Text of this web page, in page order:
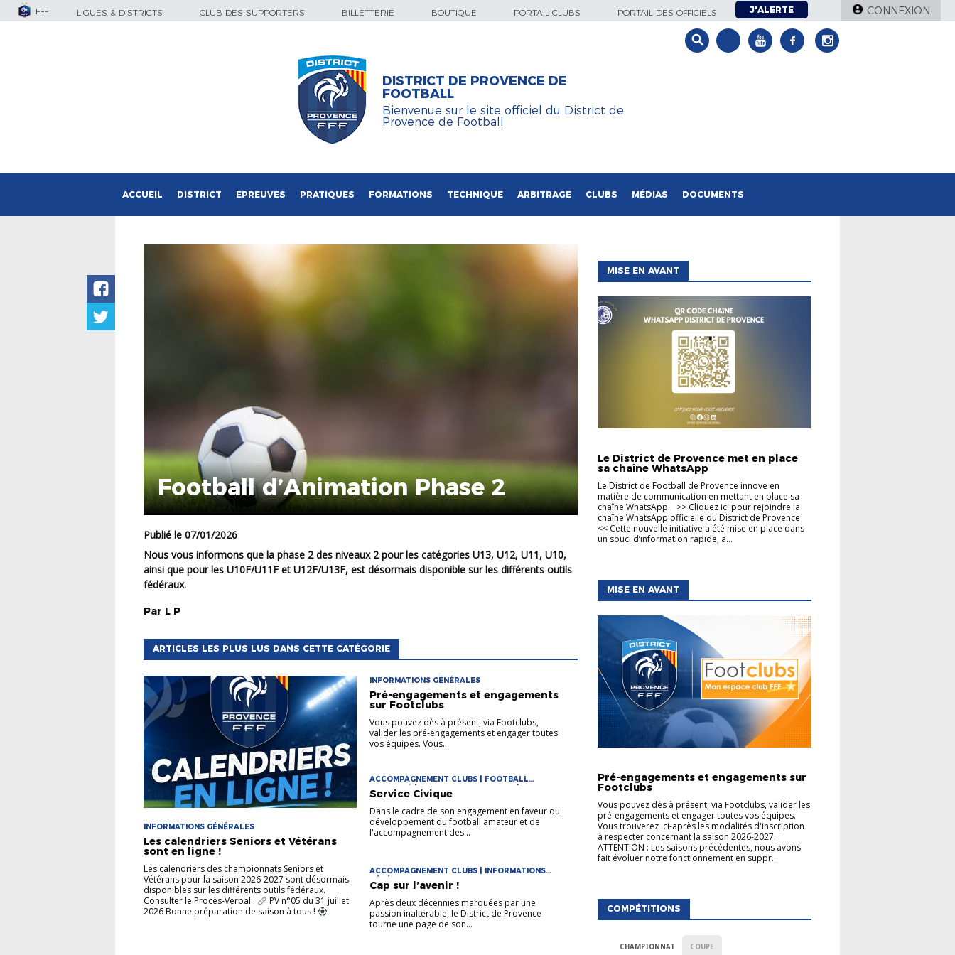
FFF LIGUES & DISTRICTS CLUB DES SUPPORTERS BILLETTERIE BOUTIQUE PORTAIL CLUBS PORTAIL DES OFFICIELS J'ALERTE CONNEXION
DISTRICT DE PROVENCE DE
FOOTBALL
Bienvenue sur le site officiel du District de
Provence de Football
ACCUEIL DISTRICT EPREUVES PRATIQUES FORMATIONS TECHNIQUE ARBITRAGE CLUBS MÉDIAS DOCUMENTS
Football d’Animation Phase 2
Publié le 07/01/2026
Nous vous informons que la phase 2 des niveaux 2 pour les catégories U13, U12, U11, U10,
ainsi que pour les U10F/U11F et U12F/U13F, est désormais disponible sur les différents outils
fédéraux.
Par L P
ARTICLES LES PLUS LUS DANS CETTE CATÉGORIE
INFORMATIONS GÉNÉRALES
Les calendriers Seniors et Vétérans
sont en ligne !
Les calendriers des championnats Seniors et
Vétérans pour la saison 2026-2027 sont désormais
disponibles sur les différents outils fédéraux.
Consulter le Procès-Verbal :
PV n°05 du 31 juillet
2026 Bonne préparation de saison à tous !
INFORMATIONS GÉNÉRALES
Pré-engagements et engagements
sur Footclubs
Vous pouvez dès à présent, via Footclubs,
valider les pré-engagements et engager toutes
vos équipes. Vous...
ACCOMPAGNEMENT CLUBS | FOOTBALL
DIVERSIFIÉ | FORMATIONS ARBITRES |
FORMATIONS CLUBS | FORMATIONS DE CADRES |
INFORMATIONS GÉNÉRALES
Service Civique
Dans le cadre de son engagement en faveur du
développement du football amateur et de
l'accompagnement des...
ACCOMPAGNEMENT CLUBS | INFORMATIONS
GÉNÉRALES
Cap sur l’avenir !
Après deux décennies marquées par une
passion inaltérable, le District de Provence
tourne une page de son...
MISE EN AVANT
Le District de Provence met en place
sa chaîne WhatsApp
Le District de Football de Provence innove en
matière de communication en mettant en place sa
chaîne WhatsApp. >> Cliquez ici pour rejoindre la
chaîne WhatsApp officielle du District de Provence
<< Cette nouvelle initiative a été mise en place dans
un souci d’information rapide, a...
MISE EN AVANT
Pré-engagements et engagements sur
Footclubs
Vous pouvez dès à présent, via Footclubs, valider les
pré-engagements et engager toutes vos équipes.
Vous trouverez ci-après les modalités d'inscription
à respecter concernant la saison 2026-2027.
ATTENTION : Les saisons précédentes, nous avons
fait évoluer notre fonctionnement en suppr...
COMPÉTITIONS
CHAMPIONNAT COUPE